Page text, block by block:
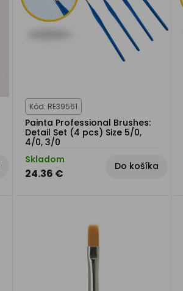
Kód: RE39561
Painta Professional Brushes:
Detail Set (4 pcs) Size 5/0,
4/0, 3/0
Skladom
24.36 €
Do košíka